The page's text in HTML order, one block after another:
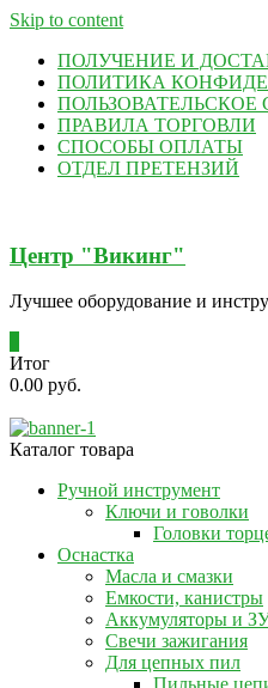
Skip to content
ПОЛУЧЕНИЕ И
ПОЛИТИКА
ПРАВИЛА ТОРГОВЛИ
СПОСОБЫ ОПЛАТЫ
ОТДЕЛ ПРЕТЕНЗИЙ
Центр "Викинг"
Лучшее оборудование и
Итог
0.00 руб.
Каталог товара
Ручной инструмент
Ключи и говолки
Головки
Оснастка
Масла и смазки
Емкости, канистры
Аккумуляторы и
Свечи зажигания
Для цепных пил